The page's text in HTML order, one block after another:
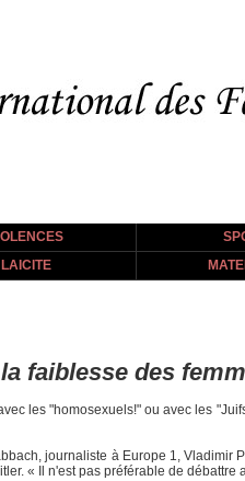
LAICITE
faiblesse des
les "homosexuels!" ou avec les
journaliste à Europe 1, Vladimir
« Il n'est pas préférable de débattre